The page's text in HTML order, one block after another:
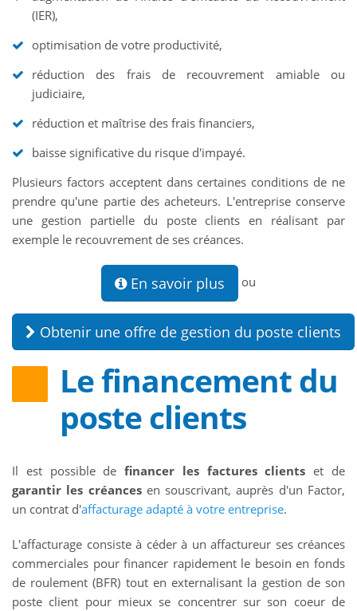
(IER),
optimisation de votre productivité,
réduction des frais de recouvrement amiable ou
judiciaire,
réduction et maîtrise des frais financiers,
baisse significative du risque d'impayé.
Plusieurs factors acceptent dans certaines conditions de ne
prendre qu'une partie des acheteurs. L'entreprise conserve
une gestion partielle du poste clients en réalisant par
exemple le recouvrement de ses créances.
En savoir plus ou
Obtenir une offre de gestion du poste clients
Le financement du
poste clients
Il est possible definancer les factures clients et de
garantir les créancesen souscrivant, auprès d'un Factor,
un contrat d'affacturage adapté à votre entreprise.
L'affacturage consiste à céder à un affactureur ses créances
commerciales pour financer rapidement le besoin en fonds
de roulement (BFR) tout en externalisant la gestion de son
poste client pour mieux se concentrer sur son coeur de